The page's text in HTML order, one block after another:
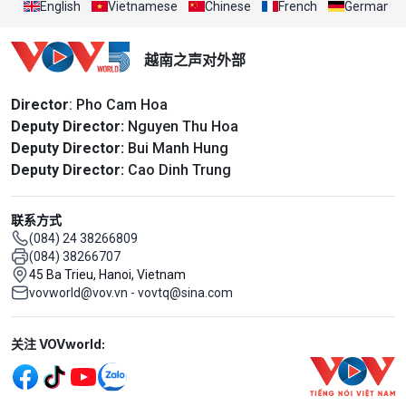
English Vietnamese Chinese French German
越南之声对外部
Director: Pho Cam Hoa
Deputy Director: Nguyen Thu Hoa
Deputy Director: Bui Manh Hung
Deputy Director: Cao Dinh Trung
联系方式
(084) 24 38266809
(084) 38266707
45 Ba Trieu, Hanoi, Vietnam
vovworld@vov.vn - vovtq@sina.com
Mạng xã hội
关注 VOVworld: